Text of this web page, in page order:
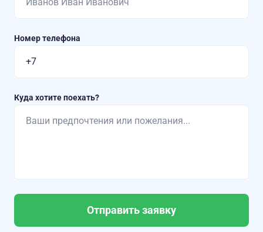
Номер телефона
Куда хотите поехать?
Отправить заявку